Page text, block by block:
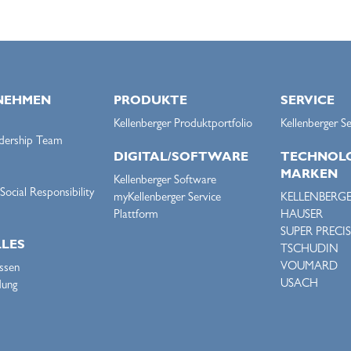
Team
Responsibility
PRODUKTE
Kellenberger Produktportfolio
DIGITAL/SOFTWARE
Kellenberger Software
myKellenberger Service
Plattform
SERVICE
Kellenberger
MARKEN
HAUSER
SUPER
TSCHUDIN
VOUMARD
USACH